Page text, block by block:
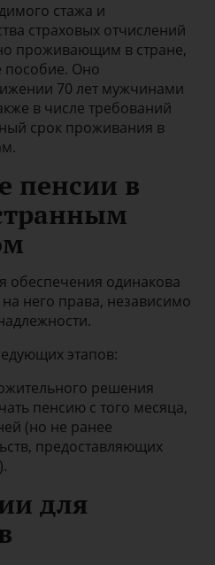
стажа и
страховых отчислений
проживающим в стране,
пособие. Оно
70 лет мужчинами
в числе требований
срок проживания в
пенсии в
обеспечения одинакова
него права, независимо
этапов:
решения
пенсию с того месяца,
(но не ранее
предоставляющих
для